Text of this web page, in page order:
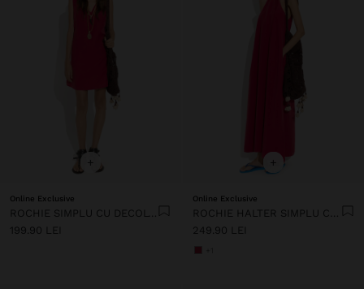
+
Online Exclusive
199.90 LEI
+
Online Exclusive
249.90 LEI